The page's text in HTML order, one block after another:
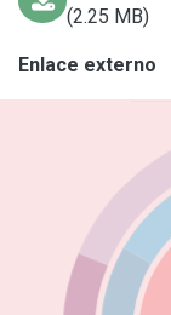
(2.25 MB)
Enlace externo